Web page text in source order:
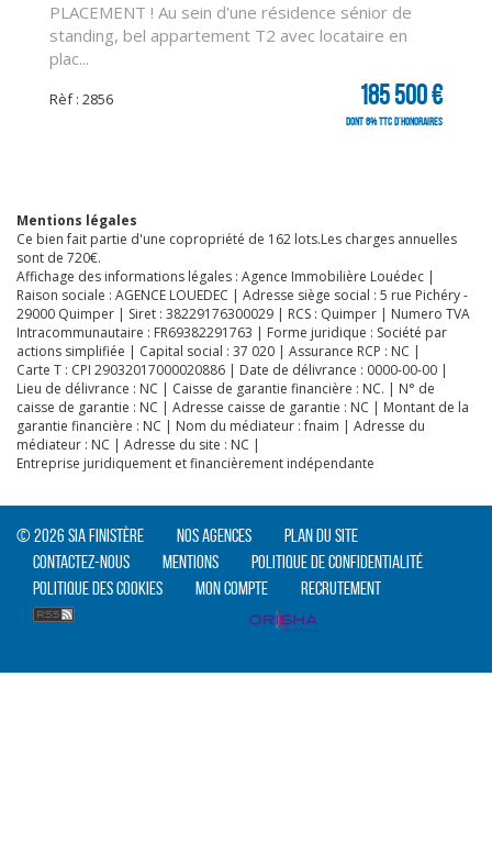
PLACEMENT ! Au sein d'une résidence sénior de
standing, bel appartement T2 avec locataire en
plac...
Rèf : 2856 185 500 €
dont 6% TTC d'honoraires
Mentions légales
Ce bien fait partie d'une copropriété de 162 lots.Les charges annuelles
sont de 720€.
Affichage des informations légales : Agence Immobilière Louédec |
Raison sociale : AGENCE LOUEDEC | Adresse siège social : 5 rue Pichéry -
29000 Quimper | Siret : 38229176300029 | RCS : Quimper | Numero TVA
Intracommunautaire : FR69382291763 | Forme juridique : Société par
actions simplifiée | Capital social : 37 020 | Assurance RCP : NC |
Carte T : CPI 29032017000020886 | Date de délivrance : 0000-00-00 |
Lieu de délivrance : NC | Caisse de garantie financière : NC. | N° de
caisse de garantie : NC | Adresse caisse de garantie : NC | Montant de la
garantie financière : NC | Nom du médiateur : fnaim | Adresse du
médiateur : NC | Adresse du site : NC |
Entreprise juridiquement et financièrement indépendante
© 2026 SIA Finistère Nos agences
Plan du site
Contactez-nous
Mentions
Politique de confidentialité
Politique des cookies
Mon compte Recrutement